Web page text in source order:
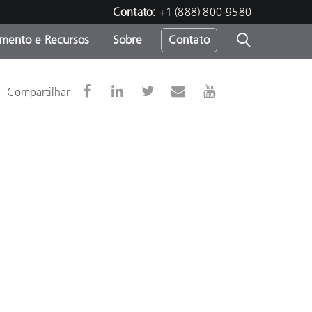
Contato: +1 (888) 800-9580
e Recursos Sobre Contato
Compartilhar